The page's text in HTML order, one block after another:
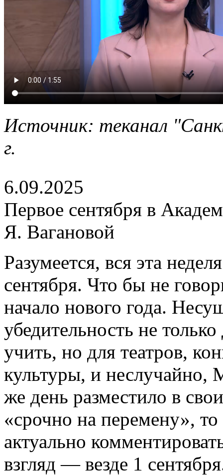
Источник: теканал
г.
6.09.2025
Первое сентября в
Я. Вагановой
Разумеется, вся эта
сентября. Что бы не
начало нового года.
убедительность не
учить, но для театров,
культуры, и неслучайно,
же день разместило в
«срочно на перемену»,
актуально
взгляд — везде 1